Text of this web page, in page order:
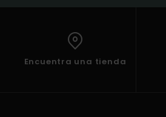
Encuentra una tienda